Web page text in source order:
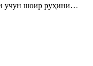
учун шоир руҳини…